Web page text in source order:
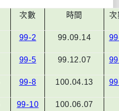
次數 時間 次
99-2 99.09.14
99-5 99.12.07
99-8 100.04.13
99-10 100.06.07